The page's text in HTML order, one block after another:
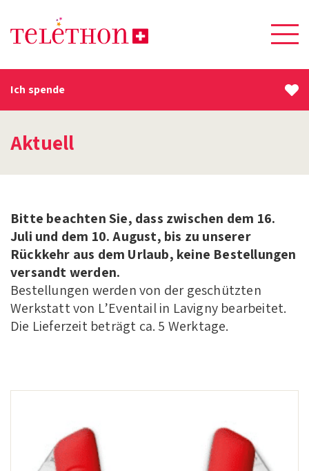
Ich spende
Aktuell
Bitte beachten Sie, dass zwischen dem 16.
Juli und dem 10. August, bis zu unserer
Rückkehr aus dem Urlaub, keine Bestellungen
versandt werden.
Bestellungen werden von der geschützten
Werkstatt von L’Eventail in Lavigny bearbeitet.
Die Lieferzeit beträgt ca. 5 Werktage.